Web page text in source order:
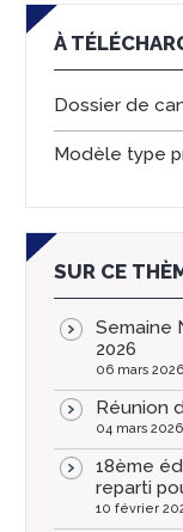
À
Dossier de
Modèle type
SUR CE
Semaine
2026
06 mars 2026
Réunion
04 mars 2026
18ème
reparti
10 février